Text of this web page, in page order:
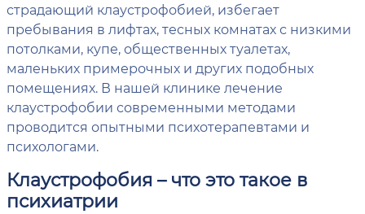
страдающий клаустрофобией, избегает
пребывания в лифтах, тесных комнатах с низкими
потолками, купе, общественных туалетах,
маленьких примерочных и других подобных
помещениях. В нашей клинике лечение
клаустрофобии современными методами
проводится опытными психотерапевтами и
психологами.
Клаустрофобия – что это такое в
психиатрии